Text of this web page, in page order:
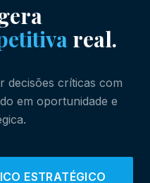
real.
decisões críticas com
em oportunidade e
ESTRATÉGICO